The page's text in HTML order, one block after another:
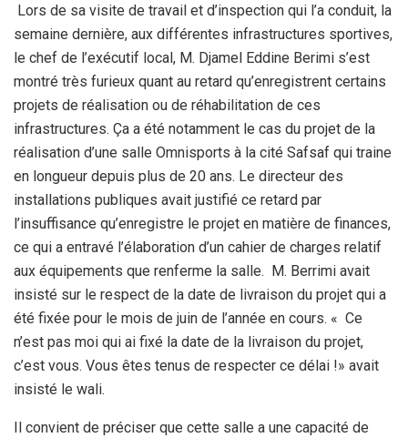
Lors de sa visite de travail et d’inspection qui l’a conduit, la
semaine dernière, aux différentes infrastructures sportives,
le chef de l’exécutif local, M. Djamel Eddine Berimi s’est
montré très furieux quant au retard qu’enregistrent certains
projets de réalisation ou de réhabilitation de ces
infrastructures. Ça a été notamment le cas du projet de la
réalisation d’une salle Omnisports à la cité Safsaf qui traine
en longueur depuis plus de 20 ans. Le directeur des
installations publiques avait justifié ce retard par
l’insuffisance qu’enregistre le projet en matière de finances,
ce qui a entravé l’élaboration d’un cahier de charges relatif
aux équipements que renferme la salle. M. Berrimi avait
insisté sur le respect de la date de livraison du projet qui a
été fixée pour le mois de juin de l’année en cours. « Ce
n’est pas moi qui ai fixé la date de la livraison du projet,
c’est vous. Vous êtes tenus de respecter ce délai !» avait
insisté le wali.
Il convient de préciser que cette salle a une capacité de